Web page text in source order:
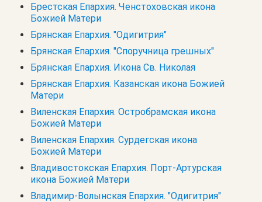
Брестская Епархия. Ченстоховская икона
Божией Матери
Брянская Епархия. "Одигитрия"
Брянская Епархия. "Споручница грешных"
Брянская Епархия. Икона Св. Николая
Брянская Епархия. Казанская икона Божией
Матери
Виленская Епархия. Остробрамская икона
Божией Матери
Виленская Епархия. Сурдегская икона
Божией Матери
Владивостокская Епархия. Порт-Артурская
икона Божией Матери
Владимир-Волынская Епархия. "Одигитрия"